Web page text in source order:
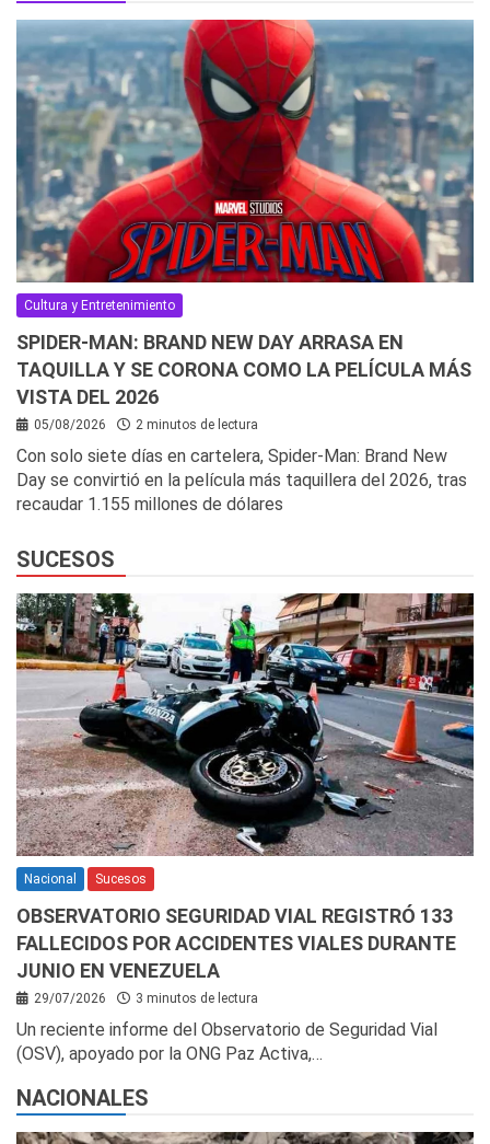
Cultura y Entretenimiento
SPIDER-MAN: BRAND NEW DAY ARRASA EN
TAQUILLA Y SE CORONA COMO LA PELÍCULA MÁS
VISTA DEL 2026
05/08/2026 2 minutos de lectura
Con solo siete días en cartelera, Spider-Man: Brand New
Day se convirtió en la película más taquillera del 2026, tras
recaudar 1.155 millones de dólares
SUCESOS
Nacional Sucesos
OBSERVATORIO SEGURIDAD VIAL REGISTRÓ 133
FALLECIDOS POR ACCIDENTES VIALES DURANTE
JUNIO EN VENEZUELA
29/07/2026 3 minutos de lectura
Un reciente informe del Observatorio de Seguridad Vial
(OSV), apoyado por la ONG Paz Activa,…
NACIONALES